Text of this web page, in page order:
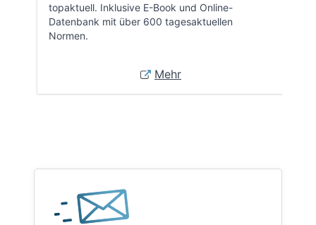
topaktuell. Inklusive E-Book und Online-
Datenbank mit über 600 tagesaktuellen
Normen.
Mehr